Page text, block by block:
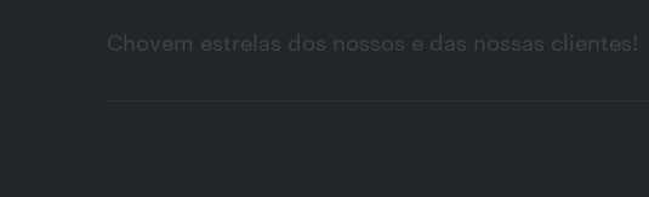
Chovem estrelas dos nossos e das nossas clientes!